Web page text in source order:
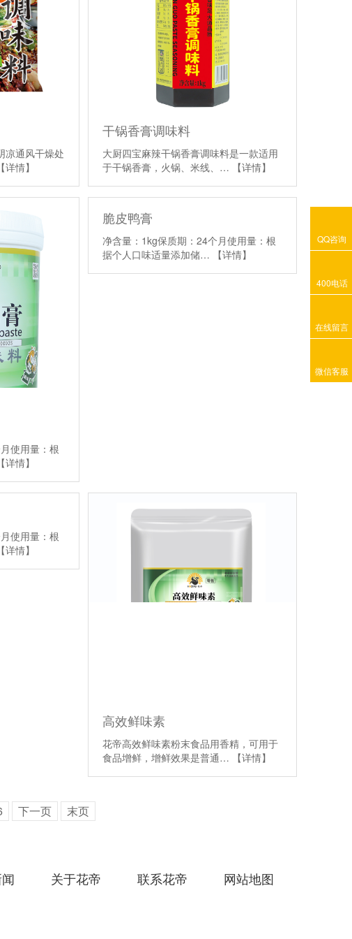
凉通风干燥处
【详情】
干锅香膏调味料
大厨四宝麻辣干锅香膏调味料是一款适用
于干锅香膏，火锅、米线、…
【详情】
使用量：根
【详情】
脆皮鸭膏
净含量：1kg保质期：24个月使用量：根
据个人口味适量添加储…
【详情】
使用量：根
【详情】
高效鲜味素
花帝高效鲜味素粉末食品用香精，可用于
食品增鲜，增鲜效果是普通…
【详情】
下一页 末页
关于花帝 联系花帝 网站地图
QQ咨询
400电话
在线留言
微信客服